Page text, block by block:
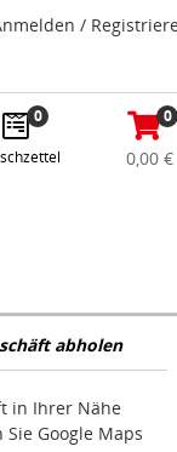
/
0
0
0,00 €
abholen
in Ihrer Nähe
Google Maps